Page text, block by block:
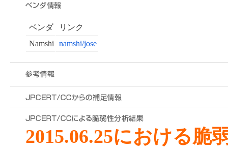
ベンダ
リンク
Namshi
namshi/jose
2015.06.25における脆